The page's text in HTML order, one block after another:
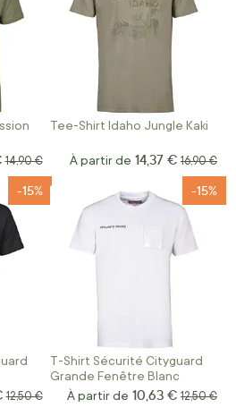
Prix normal
14,90 €
Tee-Shirt Idaho Jungle Kaki
À partir de 14,37 € Prix
16,90 €
-15%
Prix normal
12,50 €
T-Shirt Sécurité Cityguard
Grande Fenêtre Blanc
-15%
À partir de 10,63 € Prix
12,50 €